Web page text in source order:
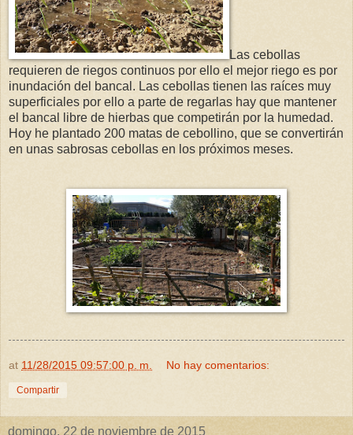
Las cebollas
requieren de riegos continuos por ello el mejor riego es por
inundación del bancal. Las cebollas tienen las raíces muy
superficiales por ello a parte de regarlas hay que mantener
el bancal libre de hierbas que competirán por la humedad.
Hoy he plantado 200 matas de cebollino, que se convertirán
en unas sabrosas cebollas en los próximos meses.
at 11/28/2015 09:57:00 p. m. No hay comentarios:
Compartir
domingo, 22 de noviembre de 2015